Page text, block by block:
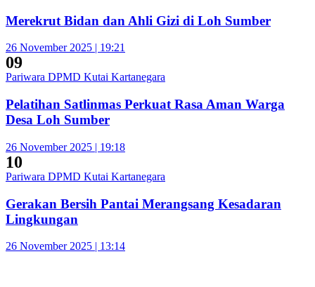
Merekrut Bidan dan Ahli Gizi di Loh Sumber
26 November 2025 | 19:21
09
Pariwara DPMD Kutai Kartanegara
Pelatihan Satlinmas Perkuat Rasa Aman Warga
Desa Loh Sumber
26 November 2025 | 19:18
10
Pariwara DPMD Kutai Kartanegara
Gerakan Bersih Pantai Merangsang Kesadaran
Lingkungan
26 November 2025 | 13:14